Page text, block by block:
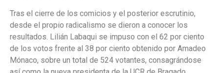
Tras el cierre de los comicios y el posterior escrutinio,
desde el propio radicalismo se dieron a conocer los
resultados. Lilián Labaqui se impuso con el 62 por ciento
de los votos frente al 38 por ciento obtenido por Amadeo
Mónaco, sobre un total de 524 votantes, consagrándose